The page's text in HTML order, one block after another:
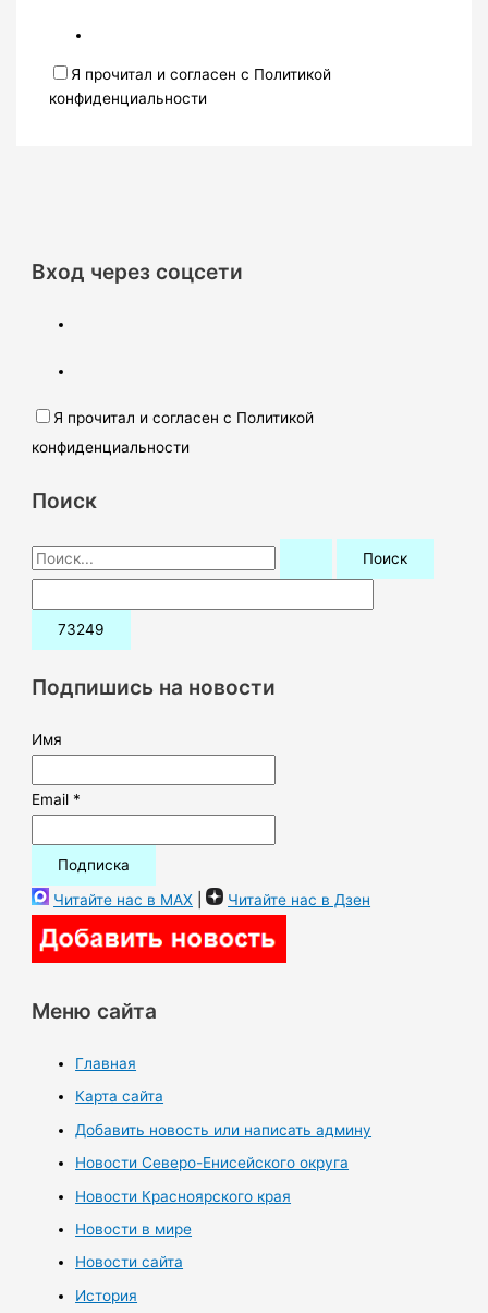
Я прочитал и согласен с Политикой
конфиденциальности
Вход через соцсети
Я прочитал и согласен с Политикой
конфиденциальности
Поиск
П
о
и
:Подпишись на новости
Имя
Email *
Читайте нас в MAX | Читайте нас в Дзен
Меню сайта
Главная
Карта сайта
Добавить новость или написать админу
Новости Северо-Енисейского округа
Новости Красноярского края
Новости в мире
Новости сайта
История